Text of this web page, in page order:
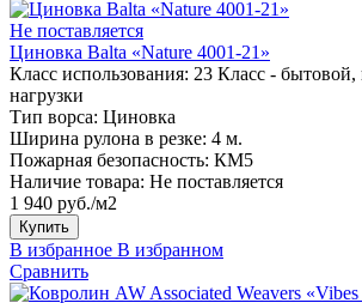
Не поставляется
Циновка Balta «Nature 4001-21»
Класс использования: 23 Класс -
нагрузки
Тип ворса: Циновка
Ширина рулона в резке: 4 м.
Пожарная безопасность: КМ5
Наличие товара: Не поставляется
1 940 руб./м2
Купить
В избранное В избранном
Сравнить